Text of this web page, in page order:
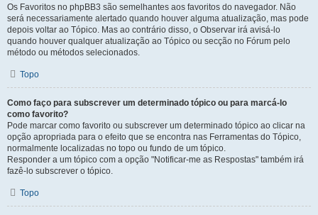
Os Favoritos no phpBB3 são semelhantes aos favoritos do navegador. Não
será necessariamente alertado quando houver alguma atualização, mas pode
depois voltar ao Tópico. Mas ao contrário disso, o Observar irá avisá-lo
quando houver qualquer atualização ao Tópico ou secção no Fórum pelo
método ou métodos selecionados.
Topo
Como faço para subscrever um determinado tópico ou para marcá-lo
como favorito?
Pode marcar como favorito ou subscrever um determinado tópico ao clicar na
opção apropriada para o efeito que se encontra nas Ferramentas do Tópico,
normalmente localizadas no topo ou fundo de um tópico.
Responder a um tópico com a opção "Notificar-me as Respostas" também irá
fazê-lo subscrever o tópico.
Topo